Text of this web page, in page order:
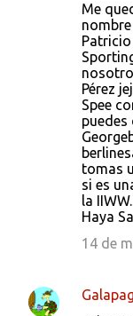
Me
Pérez
Spee
puedes
tomas
si es
la
Haya
14 de